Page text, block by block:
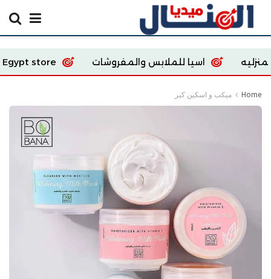
اسيا للملابس والمفروشات Ecoway Egypt store
Home ميكب و اسكين كير